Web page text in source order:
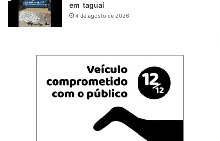
em Itaguaí
4 de agosto de 2026